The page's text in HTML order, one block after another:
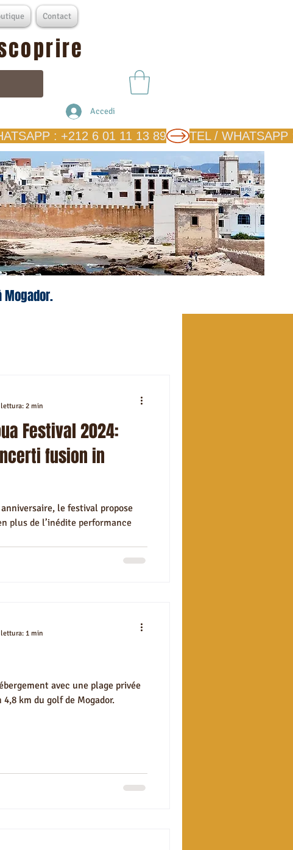
Contact
Accedi
Mogador.
Festival 2024:
fusion in
le festival propose
plus de l’inédite performance
lettura: 2 min
avec une plage privée
km du golf de Mogador.
lettura: 1 min